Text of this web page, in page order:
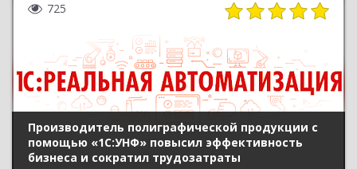
725
Производитель полиграфической продукции с
помощью «1С:УНФ» повысил эффективность
бизнеса и сократил трудозатраты